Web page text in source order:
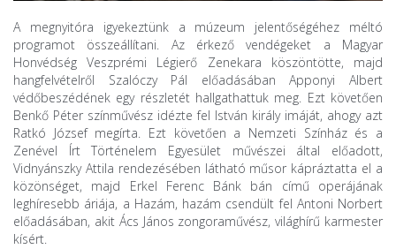
A megnyitóra igyekeztünk a múzeum jelentőségéhez méltó
programot összeállítani. Az érkező vendégeket a Magyar
Honvédség Veszprémi Légierő Zenekara köszöntötte, majd
hangfelvételről Szalóczy Pál előadásában Apponyi Albert
védőbeszédének egy részletét hallgathattuk meg. Ezt követően
Benkő Péter színművész idézte fel István király imáját, ahogy azt
Ratkó József megírta. Ezt követően a Nemzeti Színház és a
Zenével Írt Történelem Egyesület művészei által előadott,
Vidnyánszky Attila rendezésében látható műsor kápráztatta el a
közönséget, majd Erkel Ferenc Bánk bán című operájának
leghíresebb áriája, a Hazám, hazám csendült fel Antoni Norbert
előadásában, akit Ács János zongoraművész, világhírű karmester
kísért.